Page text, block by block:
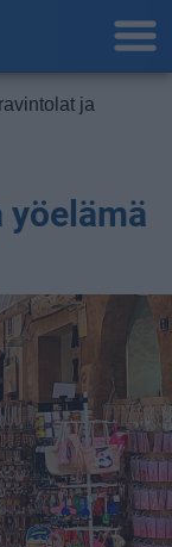
ja
yöelämä